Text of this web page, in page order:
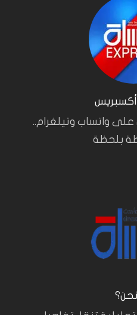
أكسبريس
واتساب وتيلغرام..
بلحظة